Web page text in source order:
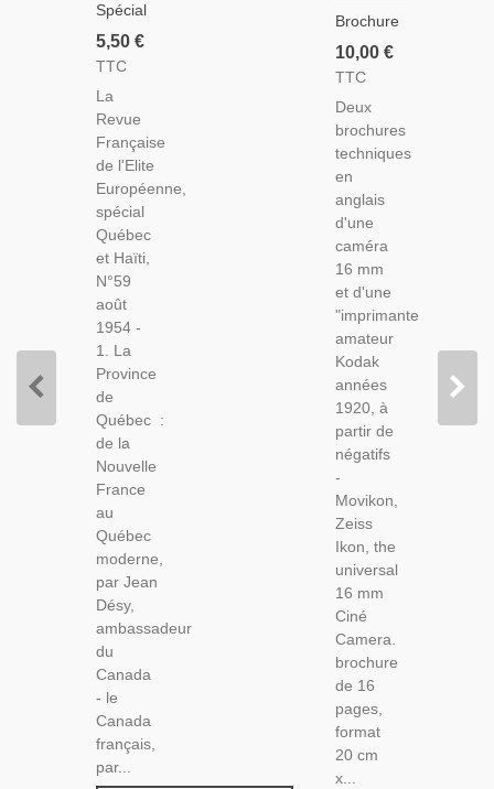
Spécial
Québec,
Haïti,
Robots
1950,
Fanfares
Chasse,
Bagages,
La
Revue
Française
De
L'élite
Européenne,
N°59
1954
5,50 €
TTC
La
Revue
Française
de l'Elite
Européenne,
spécial
Québec
et Haïti,
N°59
août
1954 -
1. La
Province
de
Québec :
de la
Nouvelle
France
au
Québec
moderne,
par Jean
Désy,
ambassadeur
du
Canada
- le
Canada
français,
par...
Brochure
Caméra
Film 16
Movikon
Ciné
Camera
Zeiss
Ikon -
Kodak
Amateur
Printer,
1920 -
Appareils
Photo,
Cinéma
10,00 €
TTC
Deux
brochures
techniques
en
anglais
d'une
caméra
16 mm
et d'une
"imprimante
amateur
Kodak
années
1920, à
partir de
négatifs
-
Movikon,
Zeiss
Ikon, the
universal
16 mm
Ciné
Camera.
brochure
de 16
pages,
format
20 cm
x...